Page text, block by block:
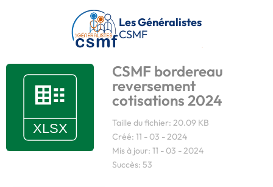
Passer au contenu principal
Les Généralistes
CSMF
CSMF bordereau
reversement
cotisations 2024
Taille du fichier: 20.09 KB
Créé: 11 - 03 - 2024
Mis à jour: 11 - 03 - 2024
Succès: 53